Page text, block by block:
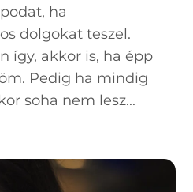
ha
dolgokat teszel.
így, akkor is, ha épp
Pedig ha mindig
soha nem lesz...